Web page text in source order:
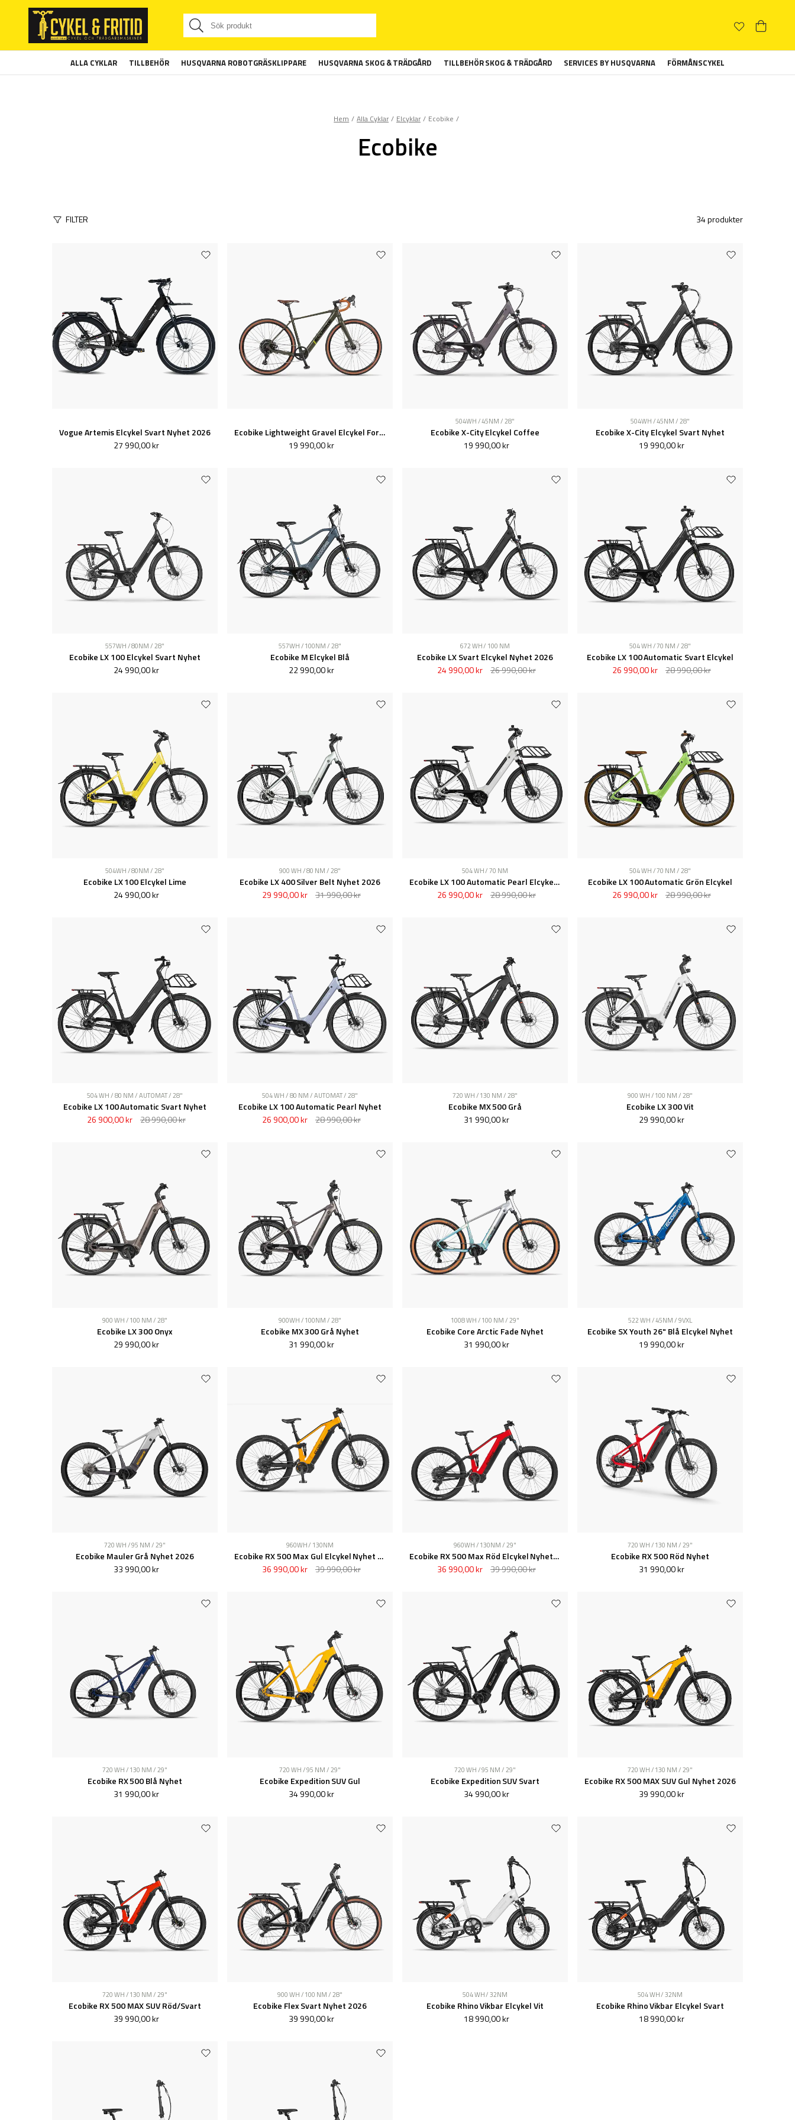
ALLA CYKLAR TILLBEHÖR HUSQVARNA ROBOTGRÄSKLIPPARE HUSQVARNA SKOG & TRÄDGÅRD TILLBEHÖR SKOG & TRÄDGÅRD SERVICES BY HUSQVARNA FÖRMÅNSCYKEL
Hem Alla Cyklar Elcyklar Ecobike
Ecobike
FILTER 34 produkter
Vogue Artemis Elcykel Svart Nyhet 2026
27 990,00 kr
Ecobike Lightweight Gravel Elcykel Forest
19 990,00 kr
504WH / 45NM / 28"
Ecobike X-City Elcykel Coffee
19 990,00 kr
504WH / 45NM / 28"
Ecobike X-City Elcykel Svart Nyhet
19 990,00 kr
557WH / 80NM / 28"
Ecobike LX 100 Elcykel Svart Nyhet
24 990,00 kr
557WH / 100NM / 28"
Ecobike M Elcykel Blå
22 990,00 kr
672 WH / 100 NM
Ecobike LX Svart Elcykel Nyhet 2026
24 990,00 kr
26 990,00 kr
504 WH / 70 NM / 28"
Ecobike LX 100 Automatic Svart Elcykel
26 990,00 kr
28 990,00 kr
504WH / 80NM / 28"
Ecobike LX 100 Elcykel Lime
24 990,00 kr
900 WH / 80 NM / 28"
Ecobike LX 400 Silver Belt Nyhet 2026
29 990,00 kr
31 990,00 kr
504 WH / 70 NM
Ecobike LX 100 Automatic Pearl Elcykel Nyhet 2026
26 990,00 kr
28 990,00 kr
504 WH / 70 NM / 28"
Ecobike LX 100 Automatic Grön Elcykel
26 990,00 kr
28 990,00 kr
504 WH / 80 NM / AUTOMAT / 28"
Ecobike LX 100 Automatic Svart Nyhet
26 900,00 kr
28 990,00 kr
504 WH / 80 NM / AUTOMAT / 28"
Ecobike LX 100 Automatic Pearl Nyhet
26 900,00 kr
28 990,00 kr
720 WH / 130 NM / 28"
Ecobike MX 500 Grå
31 990,00 kr
900 WH / 100 NM / 28"
Ecobike LX 300 Vit
29 990,00 kr
900 WH / 100 NM / 28"
Ecobike LX 300 Onyx
29 990,00 kr
900WH / 100NM / 28"
Ecobike MX 300 Grå Nyhet
31 990,00 kr
1008 WH / 100 NM / 29"
Ecobike Core Arctic Fade Nyhet
31 990,00 kr
522 WH / 45NM / 9VXL
Ecobike SX Youth 26" Blå Elcykel Nyhet
19 990,00 kr
720 WH / 95 NM / 29"
Ecobike Mauler Grå Nyhet 2026
33 990,00 kr
960WH / 130NM
Ecobike RX 500 Max Gul Elcykel Nyhet 2026
36 990,00 kr
39 990,00 kr
960WH / 130NM / 29"
Ecobike RX 500 Max Röd Elcykel Nyhet 2026
36 990,00 kr
39 990,00 kr
720 WH / 130 NM / 29"
Ecobike RX 500 Röd Nyhet
31 990,00 kr
720 WH / 130 NM / 29"
Ecobike RX 500 Blå Nyhet
31 990,00 kr
720 WH / 95 NM / 29"
Ecobike Expedition SUV Gul
34 990,00 kr
720 WH / 95 NM / 29"
Ecobike Expedition SUV Svart
34 990,00 kr
720 WH / 130 NM / 29"
Ecobike RX 500 MAX SUV Gul Nyhet 2026
39 990,00 kr
720 WH / 130 NM / 29"
Ecobike RX 500 MAX SUV Röd/Svart
39 990,00 kr
900 WH / 100 NM / 28"
Ecobike Flex Svart Nyhet 2026
39 990,00 kr
504 WH / 32NM
Ecobike Rhino Vikbar Elcykel Vit
18 990,00 kr
504 WH / 32NM
Ecobike Rhino Vikbar Elcykel Svart
18 990,00 kr